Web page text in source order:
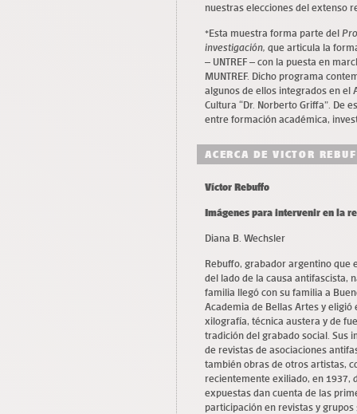
nuestras elecciones del extenso
*Esta muestra forma parte del
investigación,que articula la
– UNTREF – con la puesta en
MUNTREF. Dicho programa
algunos de ellos integrados en el
Cultura “Dr. Norberto Griffa”. De
entre formación académica,
ACERCA DE VICTOR
Víctor Rebuffo
Imágenes para intervenir en la
Diana B. Wechsler
Rebuffo, grabador argentino que
del lado de la causa antifascista,
familia llegó con su familia a
Academia de Bellas Artes y
xilografía, técnica austera y de
tradición del grabado social. Sus
de revistas de asociaciones
también obras de otros artistas,
recientemente exiliado, en 1937,
expuestas dan cuenta de las
participación en revistas y